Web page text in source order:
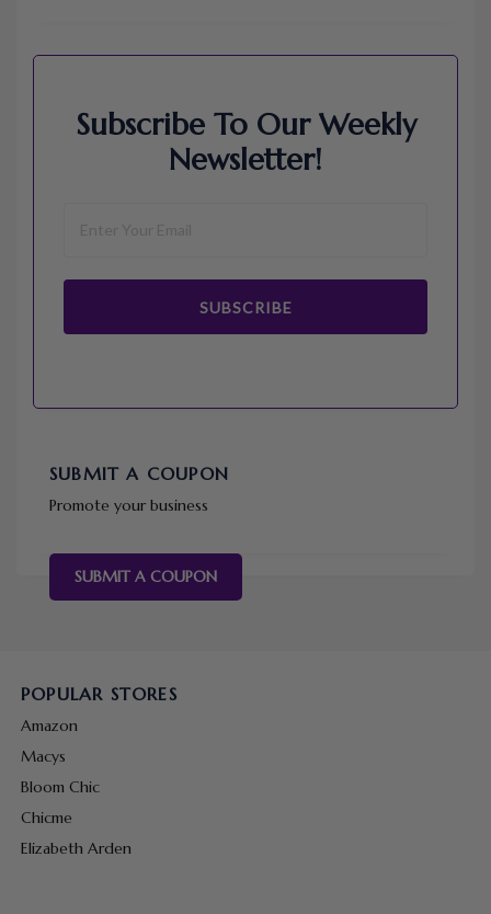
Subscribe To Our Weekly
Newsletter!
SUBSCRIBE
SUBMIT A COUPON
Promote your business
SUBMIT A COUPON
POPULAR STORES
Amazon
Macys
Bloom Chic
Chicme
Elizabeth Arden